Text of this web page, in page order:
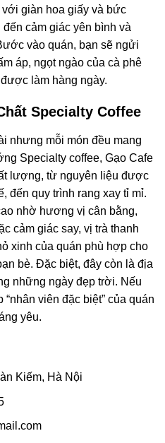
giàn hoa giấy và bức
cảm giác yên bình và
vào quán, bạn sẽ ngửi
áp, ngọt ngào của cà phê
làm hàng ngày.
Specialty Coffee
nhưng mỗi món đều mang
Specialty coffee, Gạo Cafe
lượng, từ nguyên liệu được
đến quy trình rang xay tỉ mỉ.
nhờ hương vị cân bằng,
cảm giác say, vị trà thanh
xinh của quán phù hợp cho
bè. Đặc biệt, đây còn là địa
những ngày đẹp trời. Nếu
viên đặc biệt” của quán
yêu.
Kiếm, Hà Nội